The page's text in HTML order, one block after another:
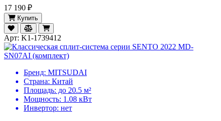
17 190 ₽
Купить
Арт: K1-1739412
Бренд: MITSUDAI
Страна: Китай
Площадь: до 20.5 м²
Мощность: 1.08 кВт
Инвертор: нет